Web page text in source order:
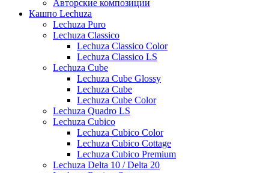
Авторские композиции
Кашпо Lechuza
Lechuza Puro
Lechuza Classico
Lechuza Classico Color
Lechuza Classico LS
Lechuza Cube
Lechuza Cube Glossy
Lechuza Cube
Lechuza Cube Color
Lechuza Quadro LS
Lechuza Cubico
Lechuza Cubico Color
Lechuza Cubico Cottage
Lechuza Cubico Premium
Lechuza Delta 10 / Delta 20